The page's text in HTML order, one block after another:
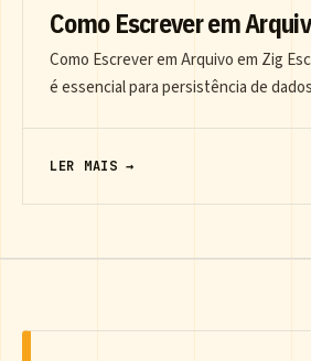
Como Escrever em
Como Escrever em Arquivo em Zig
é essencial para persistência de
LER MAIS →